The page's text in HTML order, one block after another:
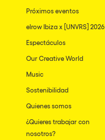
Próximos eventos
elrow Ibiza x [UNVRS] 2026
Espectáculos
Our Creative World
Music
Sostenibilidad
Quienes somos
¿Quieres trabajar con
nosotros?